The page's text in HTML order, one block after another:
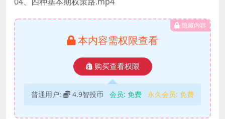
隐藏内容
本内容需权限查看
购买查看权限
普通用户: 4.9智投币 会员: 免费 永久会员: 免费